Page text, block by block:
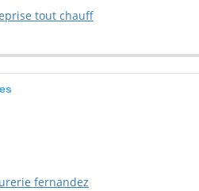
tout chauff
fernandez